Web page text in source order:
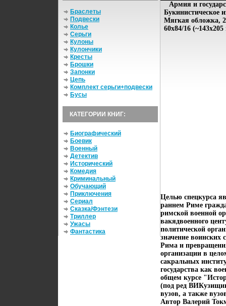
Браслеты
Подвески
Колье
Серьги
Кулоны
Кулончики
Кресты
Брошки
Запонки
Цепь
Комплект серьги+подвески
Бусы
КАТЕГОРИИ КНИГ:
Биографический
Боевик
Военный
Детектив
Исторический
Комедия
Криминальный
Обучающий
Приключения
Сериал
Сказка/Фэнтези
Триллер
Ужасы
Фантастика
Армия и
Букинистическое
Мягкая обложка,
60x84/16
Целью спецкурса
раннем Риме
римской военной
вакядвоенного
политической
значение воинских
Рима и
организации в
сакральных
государства как
общем курсе
(под ред
вузов, а также
Автор Валерий